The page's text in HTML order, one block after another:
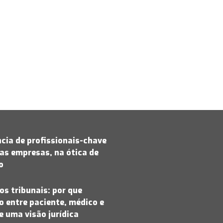
de profissionais-chave
empresas, na ótica de
tribunais: por que
entre paciente, médico e
uma visão jurídica